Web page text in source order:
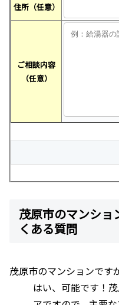
住所（任意）
ご相談内容
（任意）
茂原市のマンショ
くある質問
茂原市のマンションです
はい、可能です！